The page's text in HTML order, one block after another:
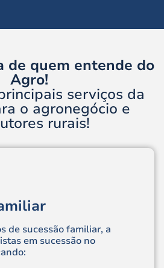
de quem entende do
Agro!
serviços da
o agronegócio e
rurais!
de sucessão familiar, a
em sucessão no